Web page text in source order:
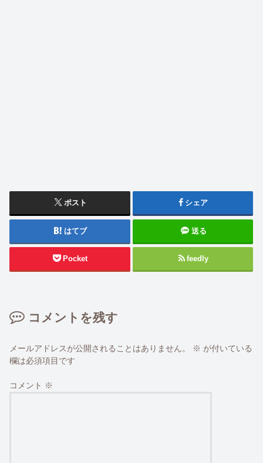
ポスト シェア
はてブ 送る
Pocket feedly
コメントを残す
メールアドレスが公開されることはありません。 ※ が付いている
欄は必須項目です
コメント ※